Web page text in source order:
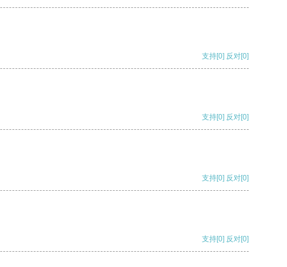
支持[0] 反对[0]
支持[0] 反对[0]
支持[0] 反对[0]
支持[0] 反对[0]